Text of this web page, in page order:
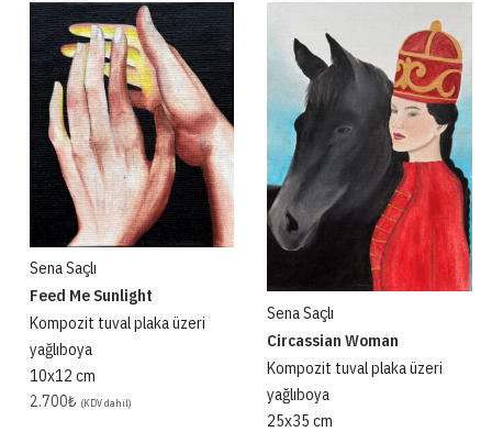
Sena Saçlı
Feed Me Sunlight
Kompozit tuval plaka üzeri
yağlıboya
10x12 cm
2.700₺ (KDV dahil)
Sena Saçlı
Circassian Woman
Kompozit tuval plaka üzeri
yağlıboya
25x35 cm